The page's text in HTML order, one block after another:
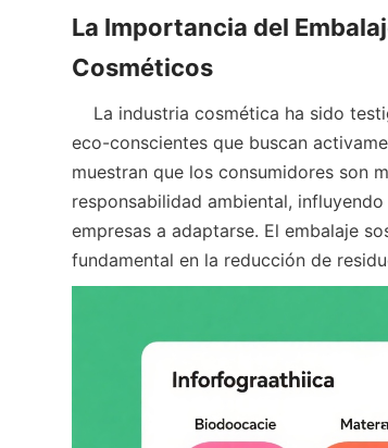
La Importancia del
eco-conscientes que buscan
muestran que los consumidores son
responsabilidad ambiental,
empresas a adaptarse. El embalaje